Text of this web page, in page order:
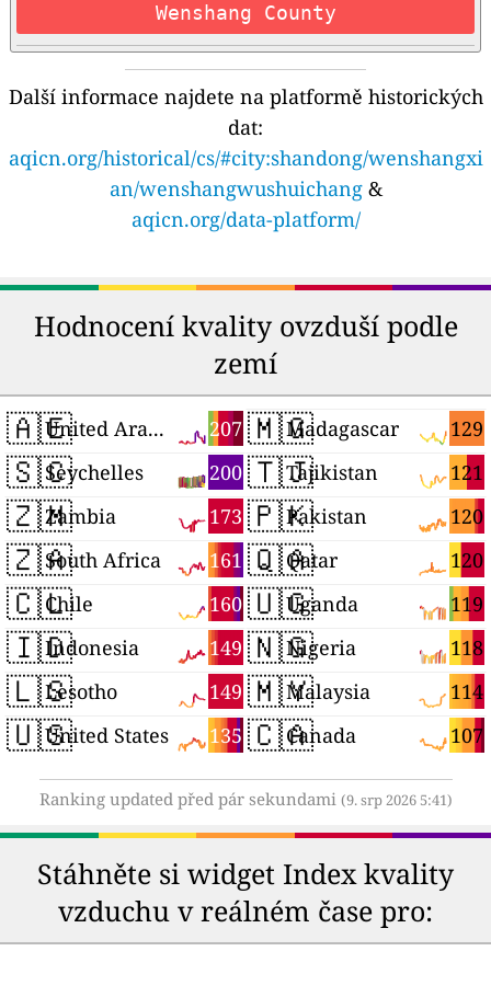
Wenshang County
Další informace najdete na platformě historických
dat:
aqicn.org/historical/cs/#city:shandong/wenshangxi
an/wenshangwushuichang&
aqicn.org/data-platform/
Hodnocení kvality ovzduší podle
zemí
🇦🇪 207
United Arab Emirates
🇸🇨 200
Seychelles
🇿🇲 173
Zambia
🇿🇦 161
South Africa
🇨🇱 160
Chile
🇮🇩 149
Indonesia
🇱🇸 149
Lesotho
🇺🇸 135
United States
🇲🇬 129
Madagascar
🇹🇯 121
Tajikistan
🇵🇰 120
Pakistan
🇶🇦 120
Qatar
🇺🇬 119
Uganda
🇳🇬 118
Nigeria
🇲🇾 114
Malaysia
🇨🇦 107
Canada
Ranking updated před pár sekundami (9. srp 2026 5:41)
Stáhněte si widget Index kvality
vzduchu v reálném čase pro: